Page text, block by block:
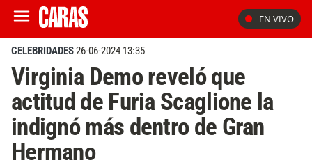
EN VIVO
CELEBRIDADES26-06-2024 13:35
Virginia Demo reveló que
actitud de Furia Scaglione la
indignó más dentro de Gran
Hermano